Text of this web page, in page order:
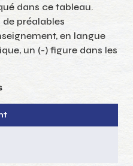
dans ce tableau.
de préalables
en langue
un (-) figure dans les